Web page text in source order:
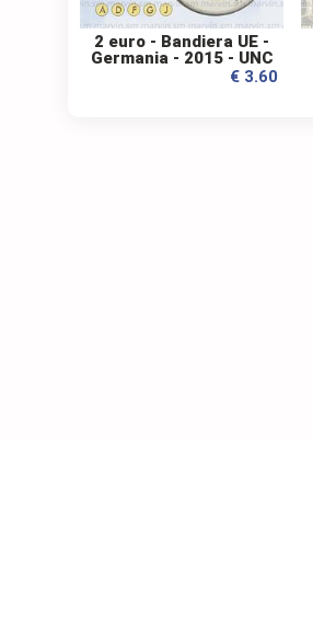
2 euro - Bandiera UE -
Germania - 2015 - UNC
€ 3.60